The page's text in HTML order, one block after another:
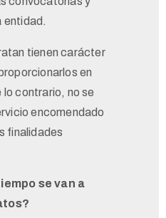
entidad.
tienen carácter
en
contrario, no se
encomendado
finalidades
se van a